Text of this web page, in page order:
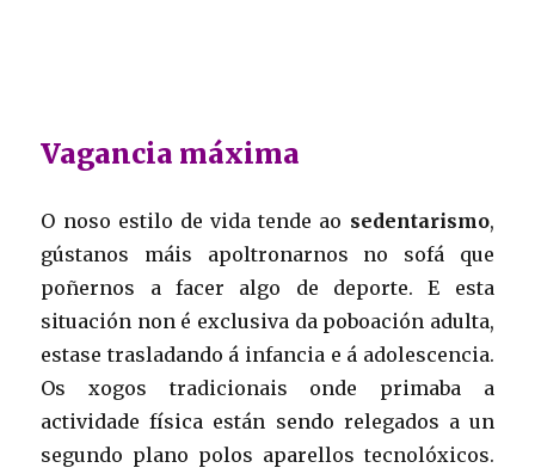
Vagancia máxima
O noso estilo de vida tende ao sedentarismo,
gústanos máis apoltronarnos no sofá que
poñernos a facer algo de deporte. E esta
situación non é exclusiva da poboación adulta,
estase trasladando á infancia e á adolescencia.
Os xogos tradicionais onde primaba a
actividade física están sendo relegados a un
segundo plano polos aparellos tecnolóxicos.